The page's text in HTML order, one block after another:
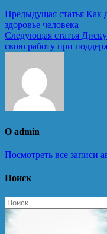
Навигация
по
записям
Предыдущая статья Как
здоровье человека
Следующая статья
свою работу при
О admin
Посмотреть все записи
Поиск
Найти: